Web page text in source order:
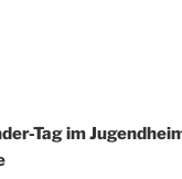
Tag im